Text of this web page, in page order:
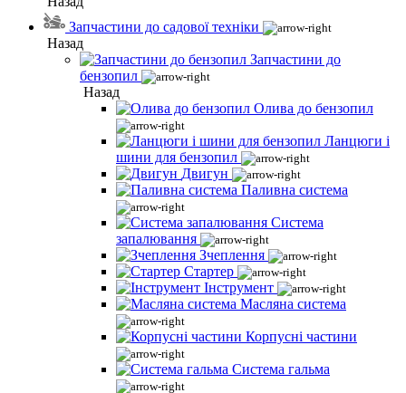
Запчастини до садової техніки
Назад
Запчастини до
бензопил
Назад
Олива до бензопил
Ланцюги і
шини для бензопил
Двигун
Паливна система
Система
запалювання
Зчеплення
Стартер
Інструмент
Масляна система
Корпусні частини
Система гальма